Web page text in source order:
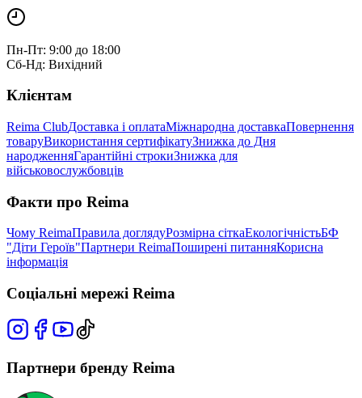
Пн-Пт: 9:00 до 18:00
Сб-Нд: Вихідний
Клієнтам
Reima ClubДоставка і оплатаМіжнародна доставкаПовернення
товаруВикористання сертифікатуЗнижка до Дня
народженняГарантійні строкиЗнижка для
військовослужбовців
Факти про Reima
Чому ReimaПравила доглядуРозмірна сіткаЕкологічністьБФ
"Діти Героїв"Партнери ReimaПоширені питанняКорисна
інформація
Соціальні мережі Reima
Партнери бренду Reima